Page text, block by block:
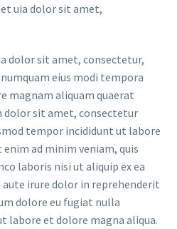
uia dolor sit amet,
dolor sit amet, consectetur,
eius modi tempora
magnam aliquam quaerat
dolor sit amet, consectetur
tempor incididunt ut labore
ad minim veniam, quis
laboris nisi ut aliquip ex ea
aute irure dolor in reprehenderit
dolore eu fugiat nulla
labore et dolore magna aliqua.